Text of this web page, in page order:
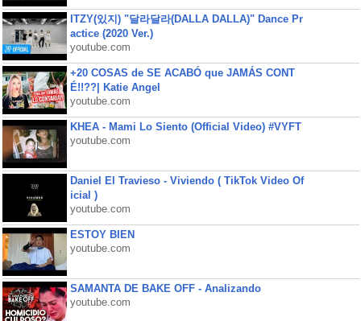
ITZY(있지) "달라달라(DALLA DALLA)" Dance Pr
actice (2020 Ver.)
youtube.com
+20 COSAS de SE ACABÓ que JAMÁS CONT
É!!??| Katie Angel
youtube.com
KHEA - Mami Lo Siento (Official Video) #VYFT
youtube.com
Daniel El Travieso - Viviendo ( TikTok Video Of
icial )
youtube.com
ESTOY BIEN
youtube.com
SAMANTA DE BAKE OFF - Analizando
youtube.com